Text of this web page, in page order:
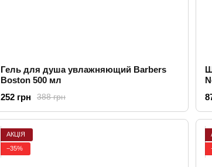
Гель для душа увлажняющий Barbers
Boston 500 мл
388 грн
252 грн
АКЦІЯ
−35%